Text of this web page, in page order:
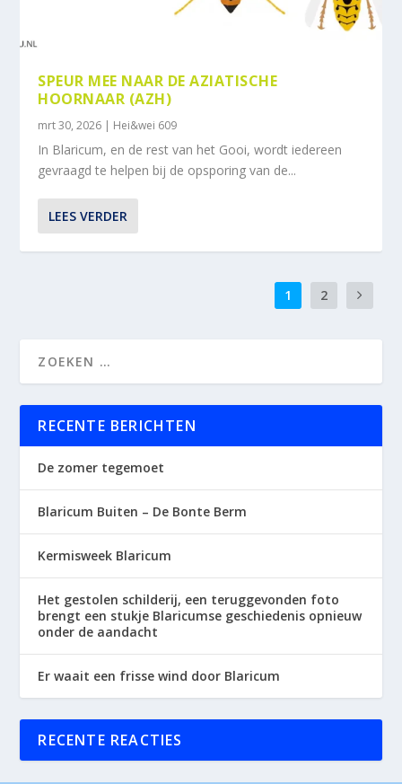
SPEUR MEE NAAR DE AZIATISCHE
HOORNAAR (AZH)
mrt 30, 2026 | Hei&wei 609
In Blaricum, en de rest van het Gooi, wordt iedereen
gevraagd te helpen bij de opsporing van de...
LEES VERDER
1 2
RECENTE BERICHTEN
De zomer tegemoet
Blaricum Buiten – De Bonte Berm
Kermisweek Blaricum
Het gestolen schilderij, een teruggevonden foto
brengt een stukje Blaricumse geschiedenis opnieuw
onder de aandacht
Er waait een frisse wind door Blaricum
RECENTE REACTIES